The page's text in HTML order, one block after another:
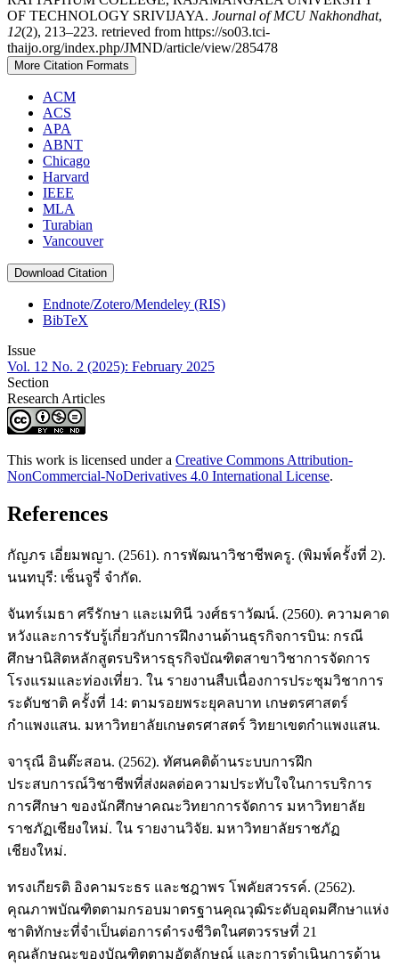
OF TECHNOLOGY SRIVIJAYA. Journal of MCU Nakhondhat,
12(2), 213–223. retrieved from https://so03.tci-
thaijo.org/index.php/JMND/article/view/285478
More Citation Formats
ACM
ACS
APA
ABNT
Chicago
Harvard
IEEE
MLA
Turabian
Vancouver
Download Citation
Endnote/Zotero/Mendeley (RIS)
BibTeX
Issue
Vol. 12 No. 2 (2025): February 2025
Section
Research Articles
This work is licensed under a Creative Commons Attribution-
NonCommercial-NoDerivatives 4.0 International License.
References
กัญภร เอี่ยมพญา. (2561). การพัฒนาวิชาชีพครู. (พิมพ์ครั้งที่ 2).
นนทบุรี: เซ็นจูรี่ จำกัด.
จันทร์เมธา ศรีรักษา และเมทินี วงศ์ธราวัฒน์. (2560). ความคาด
หวังและการรับรู้เกี่ยวกับการฝึกงานด้านธุรกิจการบิน: กรณี
ศึกษานิสิตหลักสูตรบริหารธุรกิจบัณฑิตสาขาวิชาการจัดการ
โรงแรมและท่องเที่ยว. ใน รายงานสืบเนื่องการประชุมวิชาการ
ระดับชาติ ครั้งที่ 14: ตามรอยพระยุคลบาท เกษตรศาสตร์
กำแพงแสน. มหาวิทยาลัยเกษตรศาสตร์ วิทยาเขตกำแพงแสน.
จารุณี อินต๊ะสอน. (2562). ทัศนคติด้านระบบการฝึก
ประสบการณ์วิชาชีพที่ส่งผลต่อความประทับใจในการบริการ
การศึกษา ของนักศึกษาคณะวิทยาการจัดการ มหาวิทยาลัย
ราชภัฏเชียงใหม่. ใน รายงานวิจัย. มหาวิทยาลัยราชภัฏ
เชียงใหม่.
ทรงเกียรติ อิงคามระธร และชฎาพร โพคัยสวรรค์. (2562).
คุณภาพบัณฑิตตามกรอบมาตรฐานคุณวุฒิระดับอุดมศึกษาแห่ง
ชาติทักษะที่จำเป็นต่อการดำรงชีวิตในศตวรรษที่ 21
คุณลักษณะของบัณฑิตตามอัตลักษณ์ และการดำเนินการด้าน